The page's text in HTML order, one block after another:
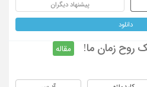
پیشنهاد دیگران
دانلود
روح زمان ما!
مقاله